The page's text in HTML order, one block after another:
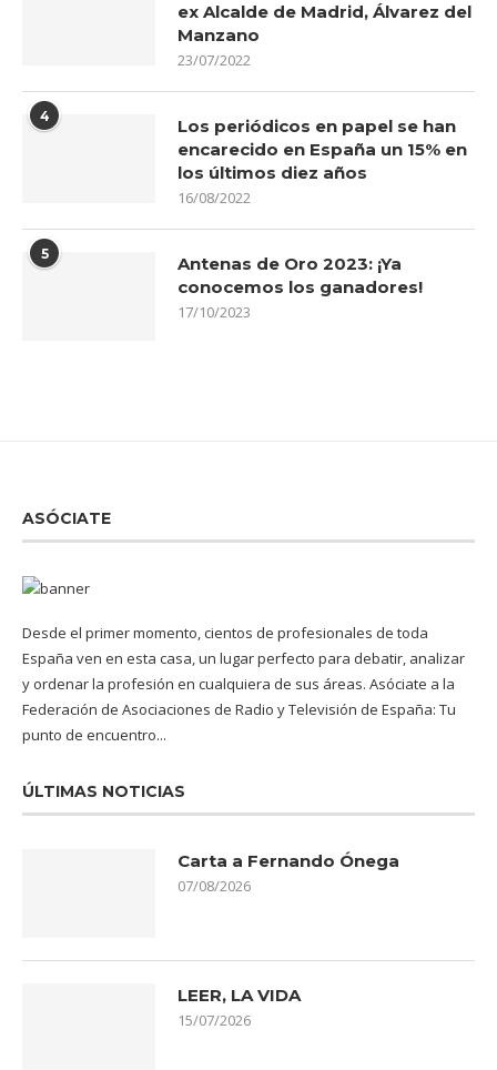
ex Alcalde de Madrid, Álvarez del
Manzano
23/07/2022
4
Los periódicos en papel se han
encarecido en España un 15% en
los últimos diez años
16/08/2022
5
Antenas de Oro 2023: ¡Ya
conocemos los ganadores!
17/10/2023
ASÓCIATE
Desde el primer momento, cientos de profesionales de toda
España ven en esta casa, un lugar perfecto para debatir, analizar
y ordenar la profesión en cualquiera de sus áreas. Asóciate a la
Federación de Asociaciones de Radio y Televisión de España: Tu
punto de encuentro...
ÚLTIMAS NOTICIAS
Carta a Fernando Ónega
07/08/2026
LEER, LA VIDA
15/07/2026